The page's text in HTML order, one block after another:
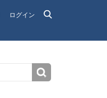
ログイン